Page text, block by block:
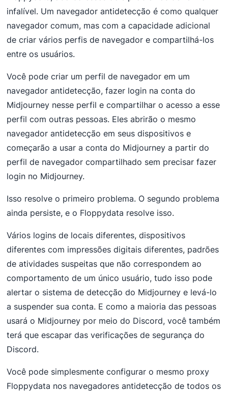
infalível. Um navegador antidetecção é como qualquer
navegador comum, mas com a capacidade adicional
de criar vários perfis de navegador e compartilhá-los
entre os usuários.
Você pode criar um perfil de navegador em um
navegador antidetecção, fazer login na conta do
Midjourney nesse perfil e compartilhar o acesso a esse
perfil com outras pessoas. Eles abrirão o mesmo
navegador antidetecção em seus dispositivos e
começarão a usar a conta do Midjourney a partir do
perfil de navegador compartilhado sem precisar fazer
login no Midjourney.
Isso resolve o primeiro problema. O segundo problema
ainda persiste, e o Floppydata resolve isso.
Vários logins de locais diferentes, dispositivos
diferentes com impressões digitais diferentes, padrões
de atividades suspeitas que não correspondem ao
comportamento de um único usuário, tudo isso pode
alertar o sistema de detecção do Midjourney e levá-lo
a suspender sua conta. E como a maioria das pessoas
usará o Midjourney por meio do Discord, você também
terá que escapar das verificações de segurança do
Discord.
Você pode simplesmente configurar o mesmo proxy
Floppydata nos navegadores antidetecção de todos os